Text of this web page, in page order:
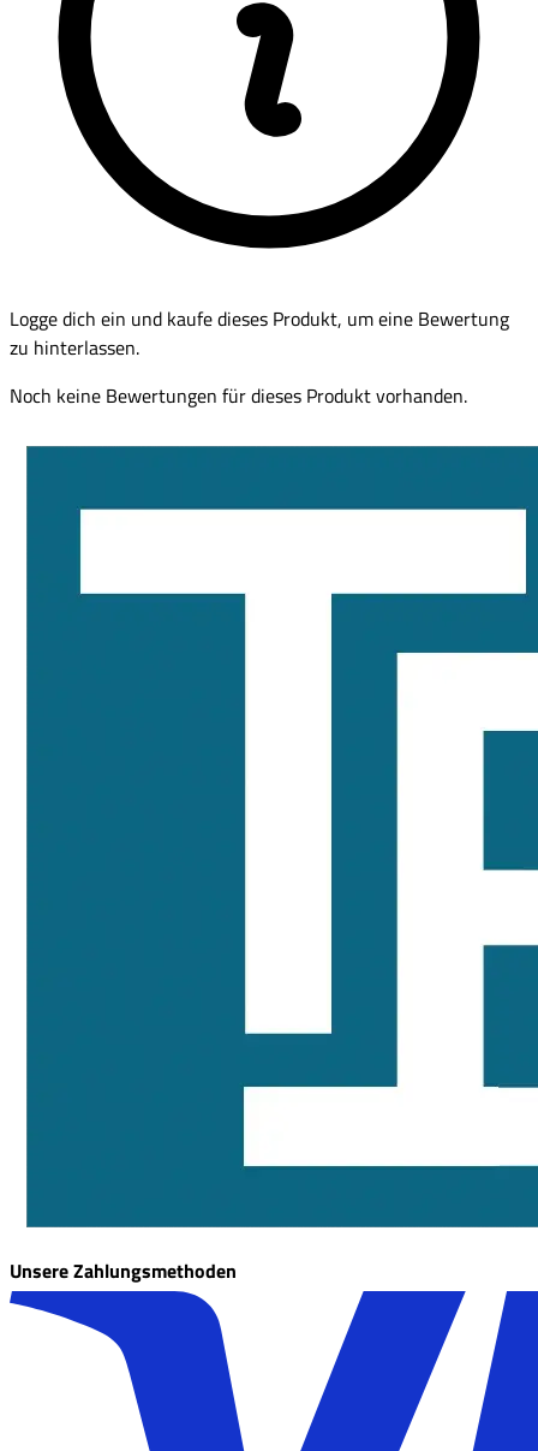
Logge dich ein und kaufe dieses Produkt, um eine Bewertung
zu hinterlassen.
Noch keine Bewertungen für dieses Produkt vorhanden.
Unsere Zahlungsmethoden